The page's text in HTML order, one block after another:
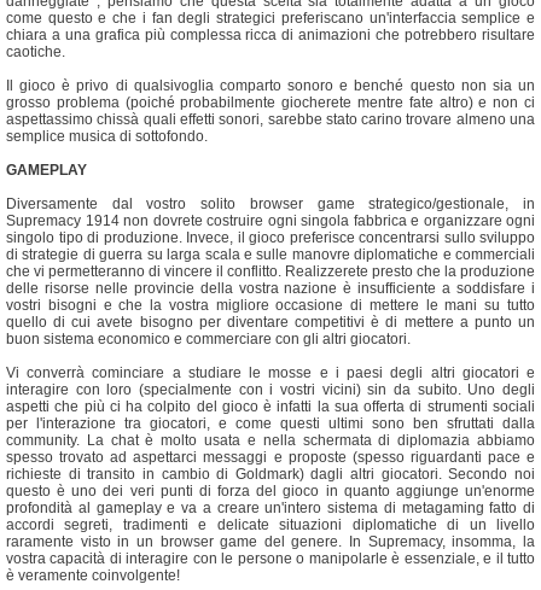
come questo e che i fan degli strategici preferiscano un'interfaccia semplice e
chiara a una grafica più complessa ricca di animazioni che potrebbero risultare
caotiche.
Il gioco è privo di qualsivoglia comparto sonoro e benché questo non sia un
grosso problema (poiché probabilmente giocherete mentre fate altro) e non ci
aspettassimo chissà quali effetti sonori, sarebbe stato carino trovare almeno una
semplice musica di sottofondo.
GAMEPLAY
Diversamente dal vostro solito browser game strategico/gestionale, in
Supremacy 1914 non dovrete costruire ogni singola fabbrica e organizzare ogni
singolo tipo di produzione. Invece, il gioco preferisce concentrarsi sullo sviluppo
di strategie di guerra su larga scala e sulle manovre diplomatiche e commerciali
che vi permetteranno di vincere il conflitto. Realizzerete presto che la produzione
delle risorse nelle provincie della vostra nazione è insufficiente a soddisfare i
vostri bisogni e che la vostra migliore occasione di mettere le mani su tutto
quello di cui avete bisogno per diventare competitivi è di mettere a punto un
buon sistema economico e commerciare con gli altri giocatori.
Vi converrà cominciare a studiare le mosse e i paesi degli altri giocatori e
interagire con loro (specialmente con i vostri vicini) sin da subito. Uno degli
aspetti che più ci ha colpito del gioco è infatti la sua offerta di strumenti sociali
per l'interazione tra giocatori, e come questi ultimi sono ben sfruttati dalla
community. La chat è molto usata e nella schermata di diplomazia abbiamo
spesso trovato ad aspettarci messaggi e proposte (spesso riguardanti pace e
richieste di transito in cambio di Goldmark) dagli altri giocatori. Secondo noi
questo è uno dei veri punti di forza del gioco in quanto aggiunge un'enorme
profondità al gameplay e va a creare un'intero sistema di metagaming fatto di
accordi segreti, tradimenti e delicate situazioni diplomatiche di un livello
raramente visto in un browser game del genere. In Supremacy, insomma, la
vostra capacità di interagire con le persone o manipolarle è essenziale, e il tutto
è veramente coinvolgente!